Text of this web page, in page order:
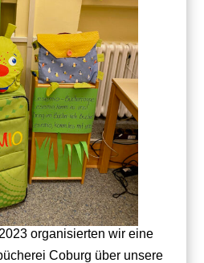
organisierten wir eine
Coburg über unsere